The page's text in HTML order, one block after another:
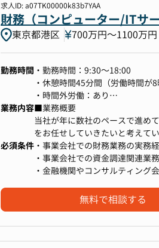
◆ 銀行開業後の財務経理業務の遂
・単体決算業務（月次・四半期
・税務申告書の作成および税効
・バーゼル規制に基づく自己資
・金融庁・日本銀行への各種報
・法定開示書類（決算短信、有
・会計監査、当局検査への対応
【ポジションの魅力】
・「日本で新銀行を設立する」
・銀行の財務経理体制をゼロか
・開業準備から実務オペレー
ナルとして培った総合力が試さ
で、高い視座と視点を養う機会
・将来的には、新銀行の財務
・スタートアップ特有のスピー
きます。
求人ID: a07TK00000k83b7YAA
財務（コンピューター/ITサ
東京都港区 700万円〜1100万円
勤務時間 ・勤務時間：9:30～18:00
・休憩時間45分間（労働時間が
・時間外労働：あり
・フレックス制度：有（コアタ
業務内容■業務概要
当社が年に数社のペースで進め
をお任せしていきたいと考えてい
自己のキャリアップとしてIT業
だけでなく税務、管理会計、経
え、マルチタスク処理能力の取
【具体的な業務詳細】
必須条件 ・事業会社での財務業務の実務
・事業会社での資金調達関連業
・金融機関やコンサルティング
・事業会社での経理経験があり
・日商簿記2級以上の資格をお持
無料で相談する